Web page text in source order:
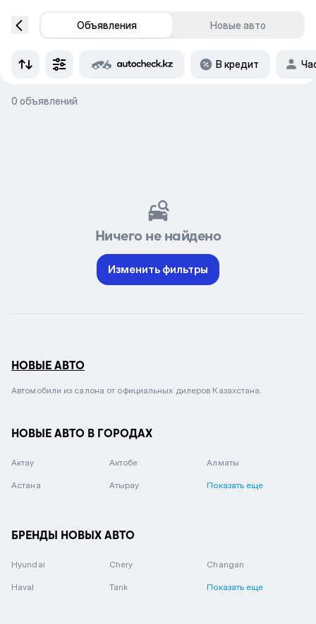
Объявления Новые авто
В кредит
0 объявлений
Ничего не найдено
Изменить фильтры
НОВЫЕ АВТО
Автомобили из салона от официальных дилеров Казахстана.
НОВЫЕ АВТО В ГОРОДАХ
Актау Актобе Алматы
Астана Атырау Показать еще
БРЕНДЫ НОВЫХ АВТО
Hyundai Chery Changan
Haval Tank Показать еще